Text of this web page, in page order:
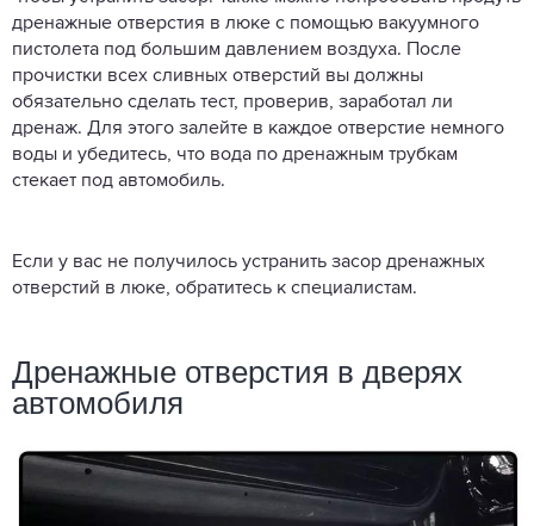
дренажные отверстия в люке с помощью вакуумного
пистолета под большим давлением воздуха. После
прочистки всех сливных отверстий вы должны
обязательно сделать тест, проверив, заработал ли
дренаж. Для этого залейте в каждое отверстие немного
воды и убедитесь, что вода по дренажным трубкам
стекает под автомобиль.
Если у вас не получилось устранить засор дренажных
отверстий в люке, обратитесь к специалистам.
Дренажные отверстия в дверях
автомобиля